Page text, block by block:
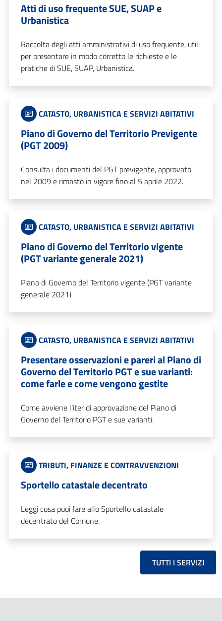
Atti di uso frequente SUE, SUAP e
Urbanistica
Raccolta degli atti amministrativi di uso frequente, utili
per presentare in modo corretto le richieste e le
pratiche di SUE, SUAP, Urbanistica.
CATASTO, URBANISTICA E SERVIZI ABITATIVI
Piano di Governo del Territorio Previgente
(PGT 2009)
Consulta i documenti del PGT previgente, approvato
nel 2009 e rimasto in vigore fino al 5 aprile 2022.
CATASTO, URBANISTICA E SERVIZI ABITATIVI
Piano di Governo del Territorio vigente
(PGT variante generale 2021)
Piano di Governo del Territorio vigente (PGT variante
generale 2021)
CATASTO, URBANISTICA E SERVIZI ABITATIVI
Presentare osservazioni e pareri al Piano di
Governo del Territorio PGT e sue varianti:
come farle e come vengono gestite
Come avviene l’iter di approvazione del Piano di
Governo del Territorio PGT e sue varianti.
TRIBUTI, FINANZE E CONTRAVVENZIONI
Sportello catastale decentrato
Leggi cosa puoi fare allo Sportello catastale
decentrato del Comune.
TUTTI I SERVIZI